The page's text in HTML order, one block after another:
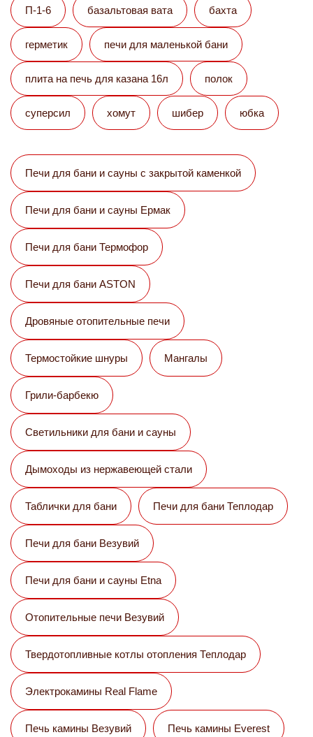
П-1-6 базальтовая вата бахта
герметик печи для маленькой бани
плита на печь для казана 16л полок
суперсил хомут шибер юбка
Печи для бани и сауны с закрытой каменкой
Печи для бани и сауны Eрмак
Печи для бани Термофор
Печи для бани ASTON
Дровяные отопительные печи
Термостойкие шнуры Мангалы
Грили-барбекю
Светильники для бани и сауны
Дымоходы из нержавеющей стали
Таблички для бани Печи для бани Теплодар
Печи для бани Везувий
Печи для бани и сауны Etna
Отопительные печи Везувий
Твердотопливные котлы отопления Теплодар
Электрокамины Real Flame
Печь камины Везувий Печь камины Everest